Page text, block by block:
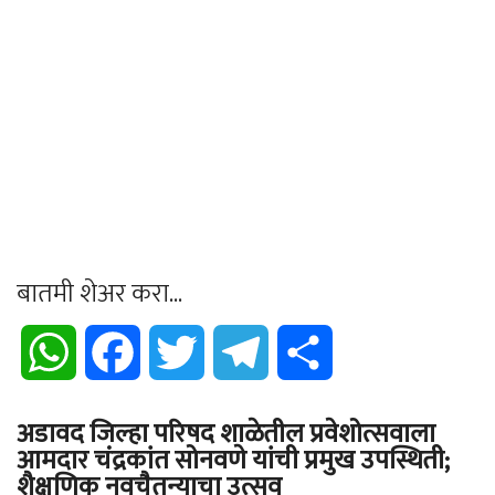
बातमी शेअर करा...
WhatsApp Facebook Twitter Telegram
अडावद जिल्हा परिषद शाळेतील प्रवेशोत्सवाला
आमदार चंद्रकांत सोनवणे यांची प्रमुख उपस्थिती;